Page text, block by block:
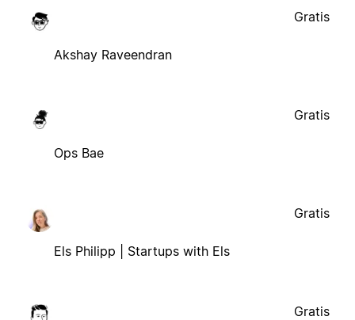
Akshay Raveendran
Gratis
Ops Bae
Gratis
Els Philipp | Startups with Els
Gratis
Gratis